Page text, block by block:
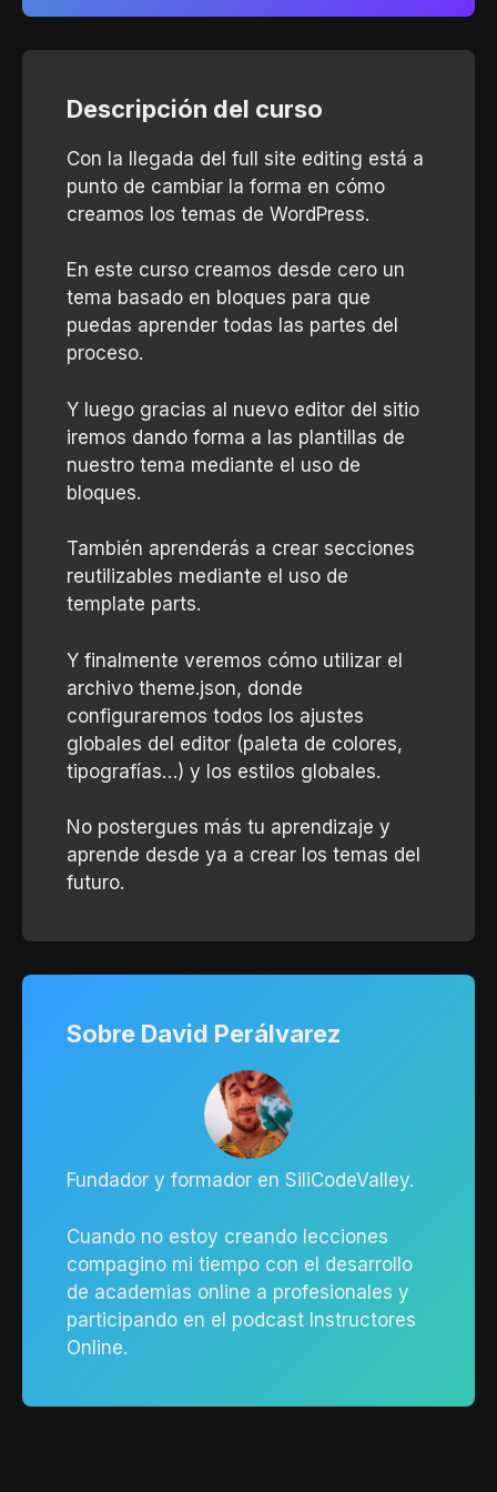
Descripción del curso
Con la llegada del full site editing está a
punto de cambiar la forma en cómo
creamos los temas de WordPress.
En este curso creamos desde cero un
tema basado en bloques para que
puedas aprender todas las partes del
proceso.
Y luego gracias al nuevo editor del sitio
iremos dando forma a las plantillas de
nuestro tema mediante el uso de
bloques.
También aprenderás a crear secciones
reutilizables mediante el uso de
template parts.
Y finalmente veremos cómo utilizar el
archivo theme.json, donde
configuraremos todos los ajustes
globales del editor (paleta de colores,
tipografías…) y los estilos globales.
No postergues más tu aprendizaje y
aprende desde ya a crear los temas del
futuro.
Sobre David Perálvarez
Fundador y formador en SiliCodeValley.
Cuando no estoy creando lecciones
compagino mi tiempo con el desarrollo
de academias online a profesionales y
participando en el podcast Instructores
Online.